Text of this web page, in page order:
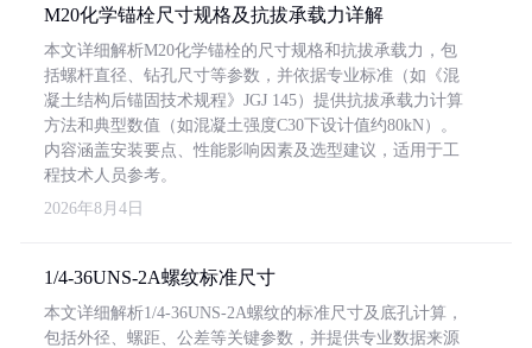
M20化学锚栓尺寸规格及抗拔承载力详解
本文详细解析M20化学锚栓的尺寸规格和抗拔承载力，包
括螺杆直径、钻孔尺寸等参数，并依据专业标准（如《混
凝土结构后锚固技术规程》JGJ 145）提供抗拔承载力计算
方法和典型数值（如混凝土强度C30下设计值约80kN）。
内容涵盖安装要点、性能影响因素及选型建议，适用于工
程技术人员参考。
2026年8月4日
1/4-36UNS-2A螺纹标准尺寸
本文详细解析1/4-36UNS-2A螺纹的标准尺寸及底孔计算，
包括外径、螺距、公差等关键参数，并提供专业数据来源